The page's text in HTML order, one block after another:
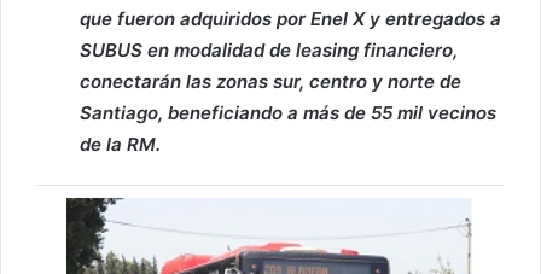
que fueron adquiridos por Enel X y entregados a
SUBUS en modalidad de leasing financiero,
conectarán las zonas sur, centro y norte de
Santiago, beneficiando a más de 55 mil vecinos
de la RM.